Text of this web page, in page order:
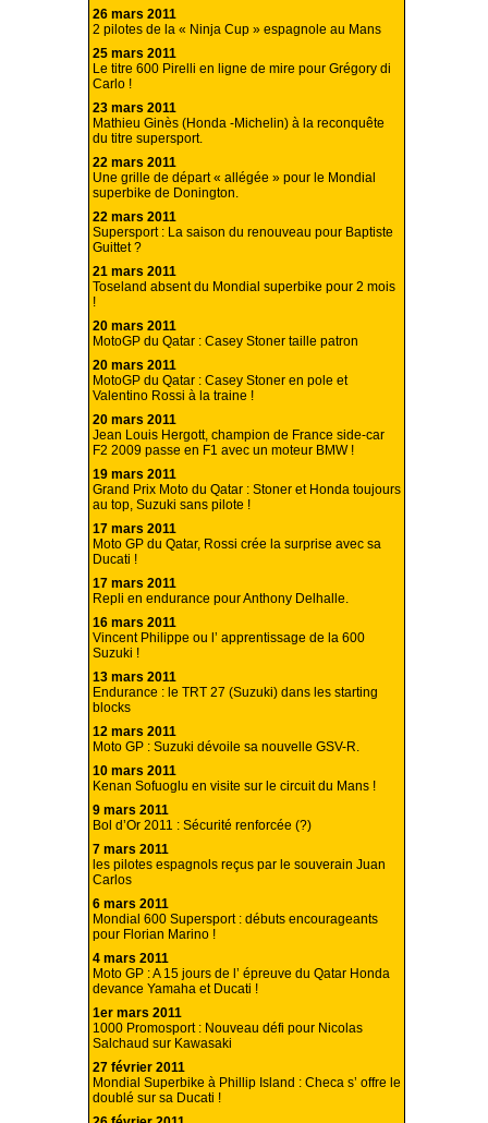
26 mars 2011
2 pilotes de la « Ninja Cup » espagnole au Mans
25 mars 2011
Le titre 600 Pirelli en ligne de mire pour Grégory di
Carlo !
23 mars 2011
Mathieu Ginès (Honda -Michelin) à la reconquête
du titre supersport.
22 mars 2011
Une grille de départ « allégée » pour le Mondial
superbike de Donington.
22 mars 2011
Supersport : La saison du renouveau pour Baptiste
Guittet ?
21 mars 2011
Toseland absent du Mondial superbike pour 2 mois
!
20 mars 2011
MotoGP du Qatar : Casey Stoner taille patron
20 mars 2011
MotoGP du Qatar : Casey Stoner en pole et
Valentino Rossi à la traine !
20 mars 2011
Jean Louis Hergott, champion de France side-car
F2 2009 passe en F1 avec un moteur BMW !
19 mars 2011
Grand Prix Moto du Qatar : Stoner et Honda toujours
au top, Suzuki sans pilote !
17 mars 2011
Moto GP du Qatar, Rossi crée la surprise avec sa
Ducati !
17 mars 2011
Repli en endurance pour Anthony Delhalle.
16 mars 2011
Vincent Philippe ou l’ apprentissage de la 600
Suzuki !
13 mars 2011
Endurance : le TRT 27 (Suzuki) dans les starting
blocks
12 mars 2011
Moto GP : Suzuki dévoile sa nouvelle GSV-R.
10 mars 2011
Kenan Sofuoglu en visite sur le circuit du Mans !
9 mars 2011
Bol d’Or 2011 : Sécurité renforcée (?)
7 mars 2011
les pilotes espagnols reçus par le souverain Juan
Carlos
6 mars 2011
Mondial 600 Supersport : débuts encourageants
pour Florian Marino !
4 mars 2011
Moto GP : A 15 jours de l’ épreuve du Qatar Honda
devance Yamaha et Ducati !
1er mars 2011
1000 Promosport : Nouveau défi pour Nicolas
Salchaud sur Kawasaki
27 février 2011
Mondial Superbike à Phillip Island : Checa s’ offre le
doublé sur sa Ducati !